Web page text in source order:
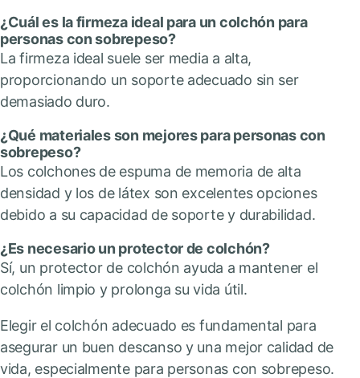
¿Cuál es la firmeza ideal para un colchón para
personas con sobrepeso?
La firmeza ideal suele ser media a alta,
proporcionando un soporte adecuado sin ser
demasiado duro.
¿Qué materiales son mejores para personas con
sobrepeso?
Los colchones de espuma de memoria de alta
densidad y los de látex son excelentes opciones
debido a su capacidad de soporte y durabilidad.
¿Es necesario un protector de colchón?
Sí, un protector de colchón ayuda a mantener el
colchón limpio y prolonga su vida útil.
Elegir el colchón adecuado es fundamental para
asegurar un buen descanso y una mejor calidad de
vida, especialmente para personas con sobrepeso.